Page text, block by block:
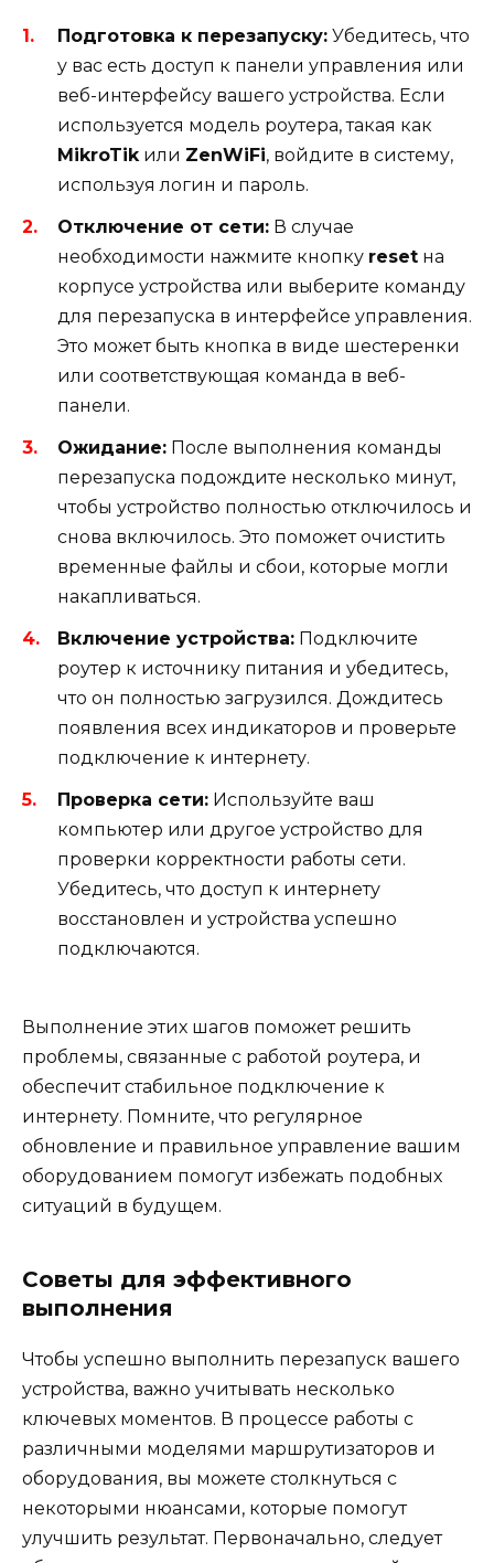
Подготовка к перезапуску: Убедитесь, что
у вас есть доступ к панели управления или
веб-интерфейсу вашего устройства. Если
используется модель роутера, такая как
MikroTik или ZenWiFi, войдите в систему,
используя логин и пароль.
Отключение от сети: В случае
необходимости нажмите кнопку reset на
корпусе устройства или выберите команду
для перезапуска в интерфейсе управления.
Это может быть кнопка в виде шестеренки
или соответствующая команда в веб-
панели.
Ожидание: После выполнения команды
перезапуска подождите несколько минут,
чтобы устройство полностью отключилось и
снова включилось. Это поможет очистить
временные файлы и сбои, которые могли
накапливаться.
Включение устройства: Подключите
роутер к источнику питания и убедитесь,
что он полностью загрузился. Дождитесь
появления всех индикаторов и проверьте
подключение к интернету.
Проверка сети: Используйте ваш
компьютер или другое устройство для
проверки корректности работы сети.
Убедитесь, что доступ к интернету
восстановлен и устройства успешно
подключаются.
Выполнение этих шагов поможет решить
проблемы, связанные с работой роутера, и
обеспечит стабильное подключение к
интернету. Помните, что регулярное
обновление и правильное управление вашим
оборудованием помогут избежать подобных
ситуаций в будущем.
Советы для эффективного
выполнения
Чтобы успешно выполнить перезапуск вашего
устройства, важно учитывать несколько
ключевых моментов. В процессе работы с
различными моделями маршрутизаторов и
оборудования, вы можете столкнуться с
некоторыми нюансами, которые помогут
улучшить результат. Первоначально, следует